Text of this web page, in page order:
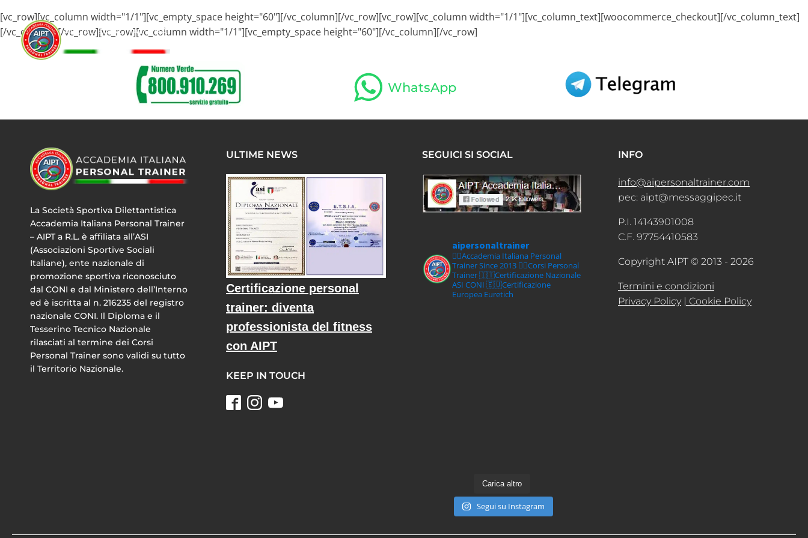
HOME CERTIFICAZIONE ALBO P.T. RECENSIONI
[vc_row][vc_column width="1/1"][vc_empty_space height="60"][/vc_column][/vc_row][vc_row][vc_column width="1/1"][vc_column_text][woocommerce_checkout][/vc_column_text]
[/vc_column][/vc_row][vc_row][vc_column width="1/1"][vc_empty_space height="60"][/vc_column][/vc_row]
WhatsApp
La Società Sportiva Dilettantistica
Accademia Italiana Personal Trainer
– AIPT a R.L. è affiliata all’ASI
(Associazioni Sportive Sociali
Italiane), ente nazionale di
promozione sportiva riconosciuto
dal CONI e dal Ministero dell’Interno
ed è iscritta al n. 216235 del registro
nazionale CONI. Il Diploma e il
Tesserino Tecnico Nazionale
rilasciati al termine dei Corsi
Personal Trainer sono validi su tutto
il Territorio Nazionale.
ULTIME NEWS
Certificazione personal
trainer: diventa
professionista del fitness
con AIPT
KEEP IN TOUCH
SEGUICI SI SOCIAL
aipersonaltrainer
🏋‍♀️Accademia Italiana Personal
Trainer Since 2013 🏋‍♂️Corsi Personal
Trainer🇮🇹Certificazione Nazionale
ASI CONI 🇪🇺Certificazione
Europea Euretich
Carica altro
Segui su Instagram
INFO
info@aipersonaltrainer.com
pec: aipt@messaggipec.it
P.I. 14143901008
C.F. 97754410583
Copyright AIPT © 2013 - 2026
Termini e condizioni
Privacy Policy | Cookie Policy